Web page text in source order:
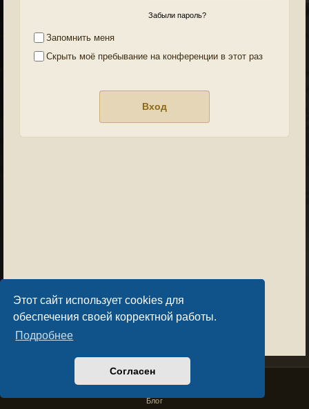
Этот сайт использует cookies для
обеспечения своей корректной работы.
Подробнее
Согласен
Забыли пароль?
Запомнить меня
Скрыть моё пребывание на конференции в этот раз
Privacy PolicyLicense Agreement
Copyright © Sacralium Games 2023-
Блог